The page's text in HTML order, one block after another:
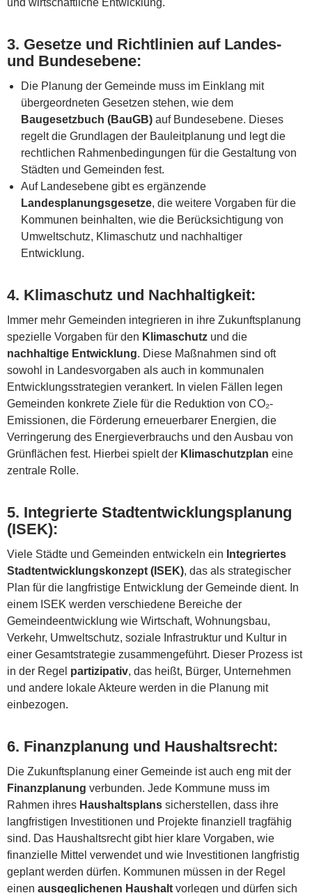
3. Gesetze und Richtlinien auf Landes-
und Bundesebene:
Die Planung der Gemeinde muss im Einklang mit
übergeordneten Gesetzen stehen, wie dem
Baugesetzbuch (BauGB) auf Bundesebene. Dieses
regelt die Grundlagen der Bauleitplanung und legt die
rechtlichen Rahmenbedingungen für die Gestaltung von
Städten und Gemeinden fest.
Auf Landesebene gibt es ergänzende
Landesplanungsgesetze, die weitere Vorgaben für die
Kommunen beinhalten, wie die Berücksichtigung von
Umweltschutz, Klimaschutz und nachhaltiger
Entwicklung.
4. Klimaschutz und Nachhaltigkeit:
Immer mehr Gemeinden integrieren in ihre Zukunftsplanung
spezielle Vorgaben für den Klimaschutz und die
nachhaltige Entwicklung. Diese Maßnahmen sind oft
sowohl in Landesvorgaben als auch in kommunalen
Entwicklungsstrategien verankert. In vielen Fällen legen
Gemeinden konkrete Ziele für die Reduktion von CO₂-
Emissionen, die Förderung erneuerbarer Energien, die
Verringerung des Energieverbrauchs und den Ausbau von
Grünflächen fest. Hierbei spielt der Klimaschutzplan eine
zentrale Rolle.
5. Integrierte Stadtentwicklungsplanung
(ISEK):
Viele Städte und Gemeinden entwickeln ein Integriertes
Stadtentwicklungskonzept (ISEK), das als strategischer
Plan für die langfristige Entwicklung der Gemeinde dient. In
einem ISEK werden verschiedene Bereiche der
Gemeindeentwicklung wie Wirtschaft, Wohnungsbau,
Verkehr, Umweltschutz, soziale Infrastruktur und Kultur in
einer Gesamtstrategie zusammengeführt. Dieser Prozess ist
in der Regel partizipativ, das heißt, Bürger, Unternehmen
und andere lokale Akteure werden in die Planung mit
einbezogen.
6. Finanzplanung und Haushaltsrecht:
Die Zukunftsplanung einer Gemeinde ist auch eng mit der
Finanzplanung verbunden. Jede Kommune muss im
Rahmen ihres Haushaltsplans sicherstellen, dass ihre
langfristigen Investitionen und Projekte finanziell tragfähig
sind. Das Haushaltsrecht gibt hier klare Vorgaben, wie
finanzielle Mittel verwendet und wie Investitionen langfristig
geplant werden dürfen. Kommunen müssen in der Regel
einen ausgeglichenen Haushalt vorlegen und dürfen sich